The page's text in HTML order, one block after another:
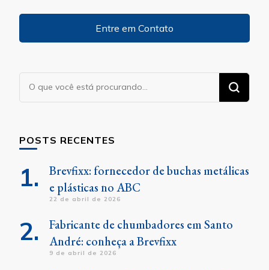
Entre em Contato
Procurando
algo?
POSTS RECENTES
Brevfixx: fornecedor de buchas metálicas
e plásticas no ABC
22 de abril de 2026
Fabricante de chumbadores em Santo
André: conheça a Brevfixx
9 de abril de 2026